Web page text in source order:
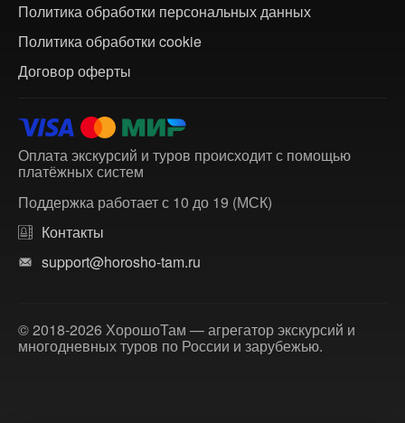
Политика обработки персональных данных
Политика обработки cookie
Договор оферты
Оплата экскурсий и туров происходит с помощью
платёжных систем
Поддержка работает с 10 до 19 (МСК)
Контакты
support@horosho-tam.ru
© 2018-2026 ХорошоТам — агрегатор экскурсий и
многодневных туров по России и зарубежью.